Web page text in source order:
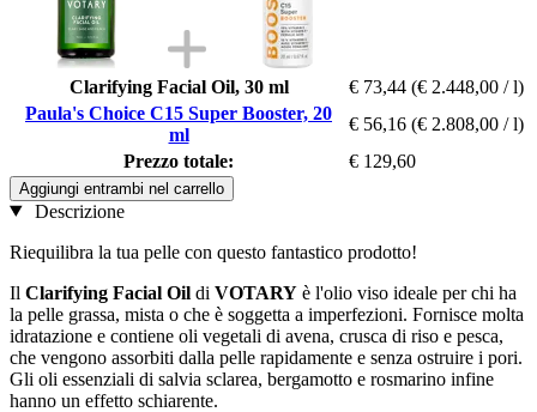
Clarifying Facial Oil, 30 ml € 73,44 (€ 2.448,00 / l)
Paula's Choice C15 Super Booster, 20
ml
€ 56,16 (€ 2.808,00 / l)
Prezzo totale:
€ 129,60
Aggiungi entrambi nel carrello
Descrizione
Riequilibra la tua pelle con questo fantastico prodotto!
Il Clarifying Facial Oil di VOTARY è l'olio viso ideale per chi ha
la pelle grassa, mista o che è soggetta a imperfezioni. Fornisce molta
idratazione e contiene oli vegetali di avena, crusca di riso e pesca,
che vengono assorbiti dalla pelle rapidamente e senza ostruire i pori.
Gli oli essenziali di salvia sclarea, bergamotto e rosmarino infine
hanno un effetto schiarente.